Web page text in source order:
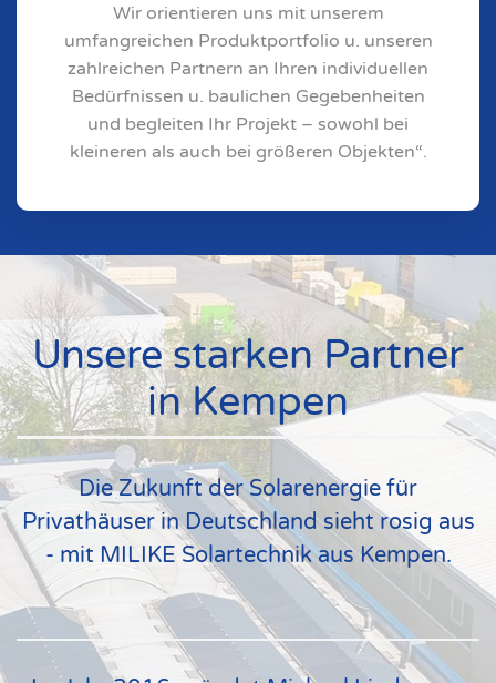
Wir orientieren uns mit unserem
umfangreichen Produktportfolio u. unseren
zahlreichen Partnern an Ihren individuellen
Bedürfnissen u. baulichen Gegebenheiten
und begleiten Ihr Projekt – sowohl bei
kleineren als auch bei größeren Objekten“.
Unsere starken Partner
in Kempen
Die Zukunft der Solarenergie für
Privathäuser in Deutschland sieht rosig aus
- mit MILIKE Solartechnik aus Kempen.